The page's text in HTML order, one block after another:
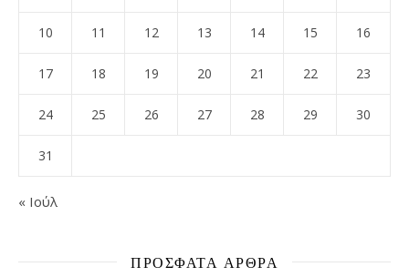
10 11 12 13 14 15 16
17 18 19 20 21 22 23
24 25 26 27 28 29 30
31
« Ιούλ
ΠΡΌΣΦΑΤΑ ΆΡΘΡΑ